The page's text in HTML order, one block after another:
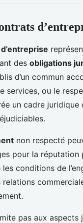
des obligations
d’un commun
services, ou le
un cadre
non respecté
pour la réputation
conditions de
pas aux